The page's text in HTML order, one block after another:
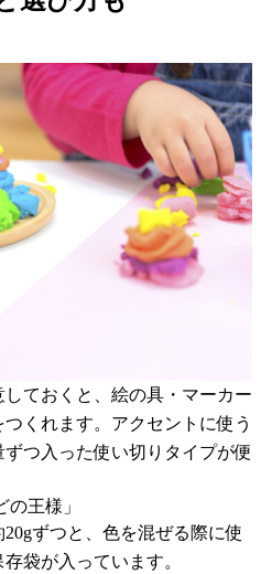
ておくと、絵の具・マーカー
くれます。アクセントに使う
つ入った使い切りタイプが便
王様」
ずつと、色を混ぜる際に使
袋が入っています。